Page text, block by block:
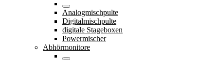
Analogmischpulte
Digitalmischpulte
digitale Stageboxen
Powermischer
Abhörmonitore